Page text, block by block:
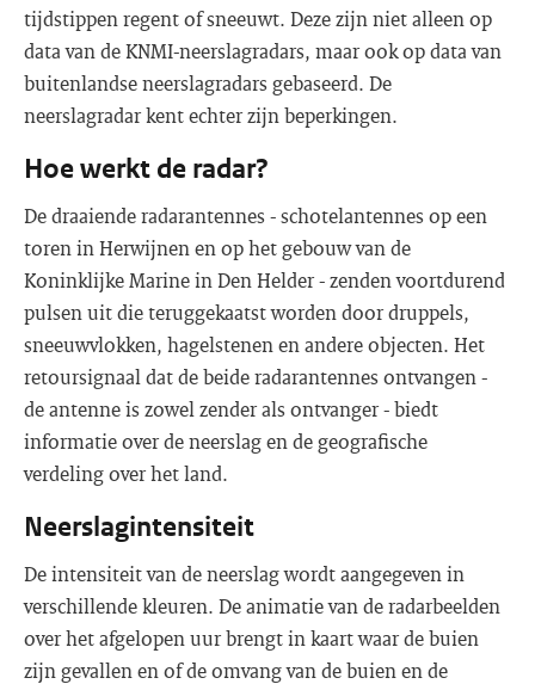
tijdstippen regent of sneeuwt. Deze zijn niet alleen op
data van de KNMI-neerslagradars, maar ook op data van
buitenlandse neerslagradars gebaseerd. De
neerslagradar kent echter zijn beperkingen.
Hoe werkt de radar?
De draaiende radarantennes - schotelantennes op een
toren in Herwijnen en op het gebouw van de
Koninklijke Marine in Den Helder - zenden voortdurend
pulsen uit die teruggekaatst worden door druppels,
sneeuwvlokken, hagelstenen en andere objecten. Het
retoursignaal dat de beide radarantennes ontvangen -
de antenne is zowel zender als ontvanger - biedt
informatie over de neerslag en de geografische
verdeling over het land.
Neerslagintensiteit
De intensiteit van de neerslag wordt aangegeven in
verschillende kleuren. De animatie van de radarbeelden
over het afgelopen uur brengt in kaart waar de buien
zijn gevallen en of de omvang van de buien en de